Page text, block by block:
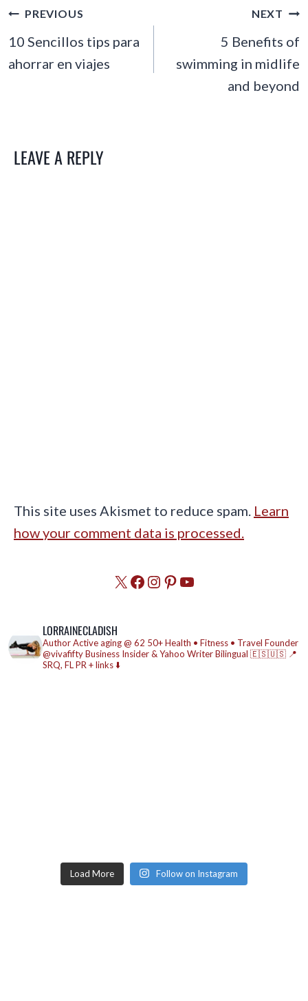
POST
NAVIGATION
PREVIOUS
10 Sencillos tips para
ahorrar en viajes
NEXT
5 Benefits of
swimming in midlife
and beyond
LEAVE A REPLY
This site uses Akismet to reduce spam. Learn
how your comment data is processed.
X Facebook
Instagram
Pinterest
YouTube
LORRAINECLADISH
AuthorActive aging @ 62 50+ Health • Fitness • Travel Founder
@vivafiftyBusiness Insider & Yahoo WriterBilingual 🇪🇸🇺🇸 📍
SRQ, FLPR + links ⬇️
Load More Follow on Instagram